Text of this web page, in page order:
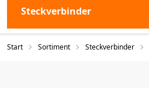
Steckverbinder
Start Sortiment Steckverbinder